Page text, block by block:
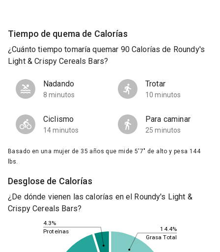
Tiempo de quema de Calorías
¿Cuánto tiempo tomaría quemar 90 Calorías de Roundy's
Light & Crispy Cereals Bars?
Nadando
8 minutos
Trotar
10 minutos
Ciclismo
14 minutos
Para caminar
25 minutos
Basado en una mujer de 35 años que mide 5'7" de alto y pesa 144
lbs.
Desglose de Calorías
¿De dónde vienen las calorías en el Roundy's Light &
Crispy Cereals Bars?
14.4%
4.3%
Grasa Total
Proteínas